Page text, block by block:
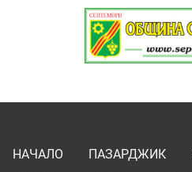
НАЧАЛО ПАЗАРДЖИК